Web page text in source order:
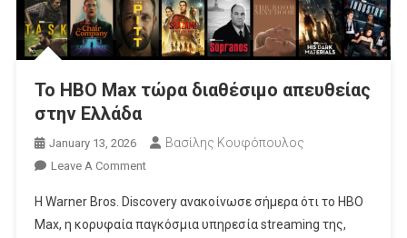
Το HBO Max τώρα διαθέσιμο απευθείας
στην Ελλάδα
January 13, 2026 Βασίλης Κουφόπουλος
Leave A CommentOn
HBO
Max
Η Warner Bros. Discovery ανακοίνωσε σήμερα ότι το HBO
Max, η κορυφαία παγκόσμια υπηρεσία streaming της,